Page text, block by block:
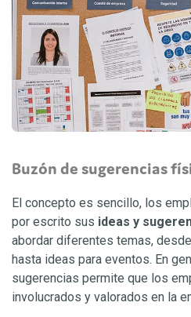
Buzón de sugerencias
El concepto es sencillo, los
por escrito sus ideas y
abordar diferentes temas,
hasta ideas para eventos. En
sugerencias permite que los
involucrados y valorados en la